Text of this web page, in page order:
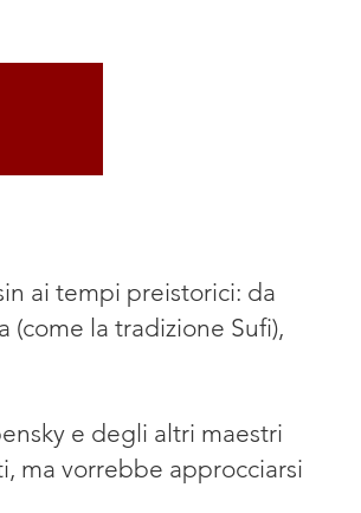
ai tempi preistorici: da
(come la tradizione Sufi),
e degli altri maestri
ma vorrebbe approcciarsi